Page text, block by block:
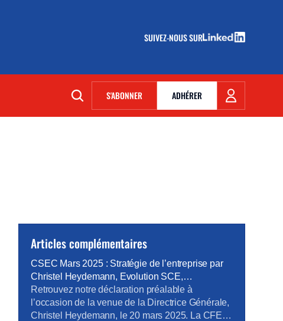
SUIVEZ-NOUS SUR
(NOUVELLE FENÊTRE)
S'ABONNER(NOUVELLE FENÊTRE)
ADHÉRER
Articles complémentaires
CSEC Mars 2025 : Stratégie de l’entreprise par
Christel Heydemann, Evolution SCE,
Orientations Orange Business
Retrouvez notre déclaration préalable à
l’occasion de la venue de la Directrice Générale,
Christel Heydemann, le 20 mars 2025. La CFE-